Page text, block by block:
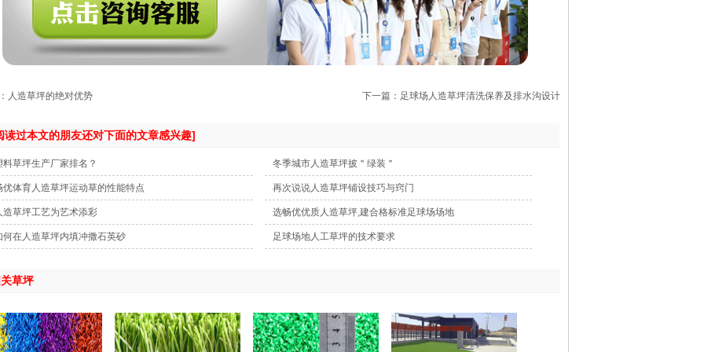
人造草坪的绝对优势 下一篇：足球场人造草坪清洗保养及排水沟设计
读过本文的朋友还对下面的文章感兴趣]
料草坪生产厂家排名？ 冬季城市人造草坪披＂绿装＂
优体育人造草坪运动草的性能特点 再次说说人造草坪铺设技巧与窍门
造草坪工艺为艺术添彩 选畅优优质人造草坪,建合格标准足球场场地
何在人造草坪内填冲撒石英砂 足球场地人工草坪的技术要求
草坪